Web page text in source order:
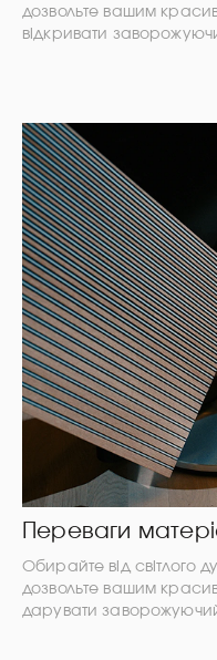
дозвольте вашим
відкривати
Переваги
Обирайте від світлого
дозвольте вашим
дарувати